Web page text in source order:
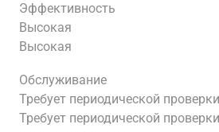
Эффективность
Высокая
Высокая
Обслуживание
Требует периодической
Требует периодической